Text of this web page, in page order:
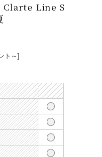
Clarte Line S
ト～]